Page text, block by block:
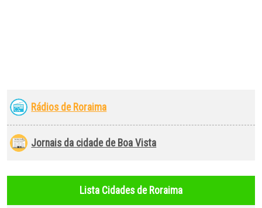
Rádios de Roraima
Jornais da cidade de Boa Vista
Lista Cidades de Roraima